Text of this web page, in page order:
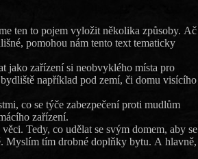
ten to pojem vyložit několika způsoby. Ač
pomohou nám tento text tematicky
jako zařízení si neobvyklého místa pro
například pod zemí, či domu visícího
co se týče zabezpečení proti mudlům
zařízení.
Tedy, co udělat se svým domem, aby se
Myslím tím drobné doplňky bytu. A hlavně,